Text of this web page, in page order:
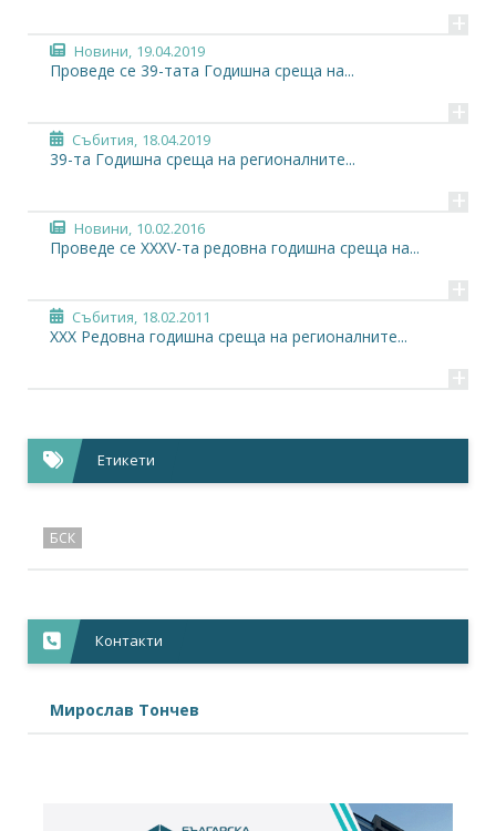
+
Новини, 19.04.2019
Проведе се 39-тата Годишна среща на...
+
Събития, 18.04.2019
39-та Годишна среща на регионалните...
+
Новини, 10.02.2016
Проведе се XXXV-та редовна годишна среща на...
+
Събития, 18.02.2011
XXX Редовна годишна среща на регионалните...
+
Етикети
БСК
Контакти
Мирослав Тончев